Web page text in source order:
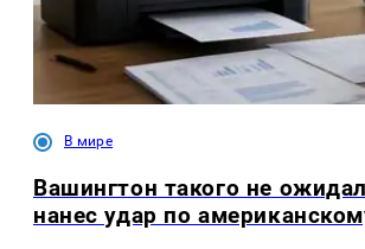
В мире
Вашингтон такого не
нанес удар по